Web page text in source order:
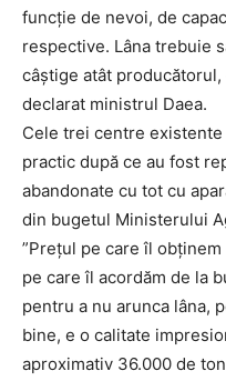
funcție de nevoi, de
respective. Lâna trebuie
câștige atât producătorul,
declarat ministrul Daea.
Cele trei centre existente
practic după ce au fost
abandonate cu tot cu
din bugetul Ministerului
”Prețul pe care îl
pe care îl acordăm de la
pentru a nu arunca lâna,
bine, e o calitate
aproximativ 36.000 de